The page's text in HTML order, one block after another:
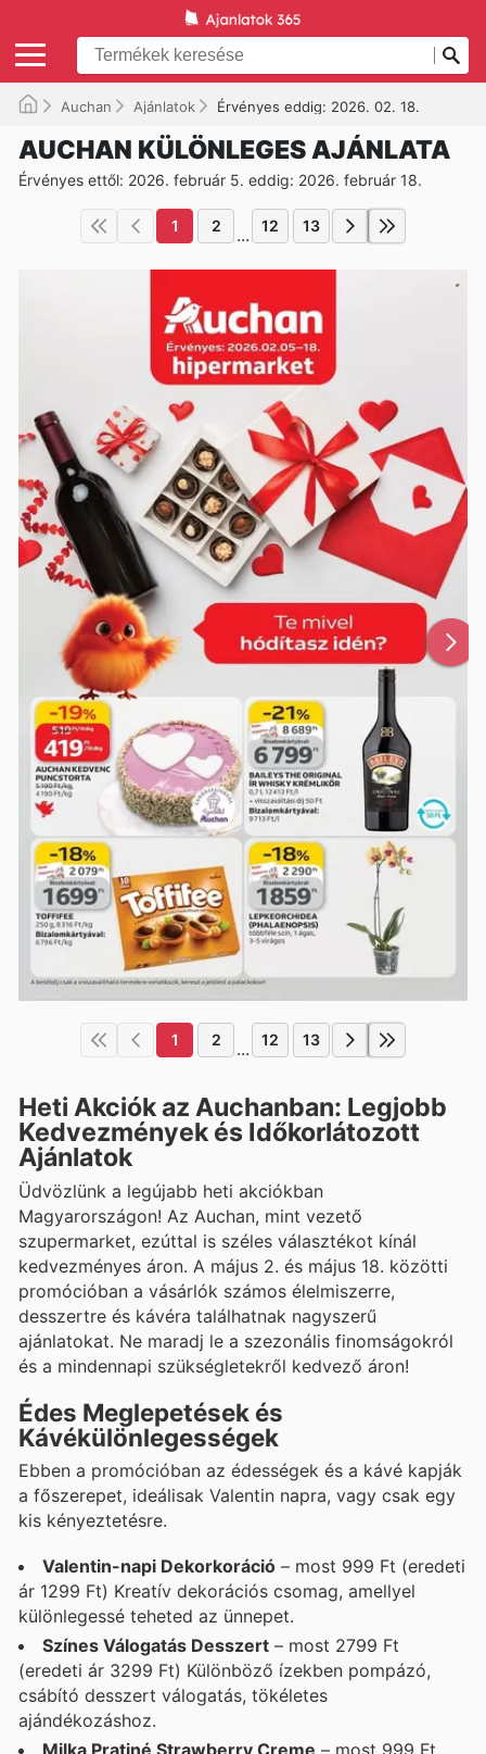
Auchan Ajánlatok Érvényes eddig: 2026. 02. 18.
AUCHAN KÜLÖNLEGES AJÁNLATA
Érvényes ettől: 2026. február 5. eddig: 2026. február 18.
1 2 ... 12 13
1 2 ... 12 13
Heti Akciók az Auchanban: Legjobb
Kedvezmények és Időkorlátozott
Ajánlatok
Üdvözlünk a legújabb heti akciókban
Magyarországon! Az Auchan, mint vezető
szupermarket, ezúttal is széles választékot kínál
kedvezményes áron. A május 2. és május 18. közötti
promócióban a vásárlók számos élelmiszerre,
desszertre és kávéra találhatnak nagyszerű
ajánlatokat. Ne maradj le a szezonális finomságokról
és a mindennapi szükségletekről kedvező áron!
Édes Meglepetések és
Kávékülönlegességek
Ebben a promócióban az édességek és a kávé kapják
a főszerepet, ideálisak Valentin napra, vagy csak egy
kis kényeztetésre.
Valentin-napi Dekorkoráció – most 999 Ft (eredeti
ár 1299 Ft) Kreatív dekorációs csomag, amellyel
különlegessé teheted az ünnepet.
Színes Válogatás Desszert – most 2799 Ft
(eredeti ár 3299 Ft) Különböző ízekben pompázó,
csábító desszert válogatás, tökéletes
ajándékozáshoz.